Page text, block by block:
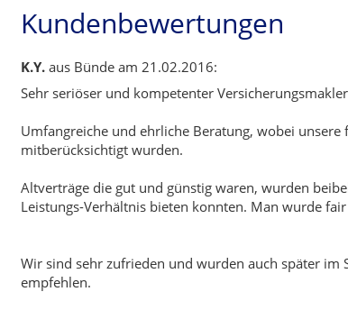
Kundenbewertungen
K.Y. aus Bünde am 21.02.2016:
Sehr seriöser und kompetenter
Umfangreiche und ehrliche Beratung, wobei
mitberücksichtigt wurden.
Altverträge die gut und günstig waren, wurden
Leistungs-Verhältnis bieten konnten. Man wurde
Wir sind sehr zufrieden und wurden auch später im
empfehlen.